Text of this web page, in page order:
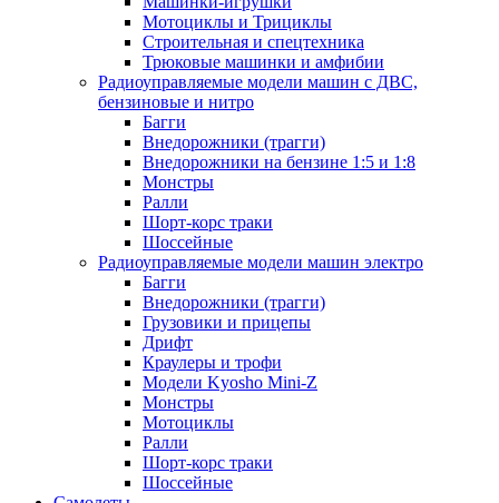
Мотоциклы и Трициклы
Строительная и спецтехника
Трюковые машинки и амфибии
Радиоуправляемые модели машин с ДВС,
бензиновые и нитро
Багги
Внедорожники (трагги)
Внедорожники на бензине 1:5 и 1:8
Монстры
Ралли
Шорт-корс траки
Шоссейные
Радиоуправляемые модели машин электро
Багги
Внедорожники (трагги)
Грузовики и прицепы
Дрифт
Краулеры и трофи
Модели Kyosho Mini-Z
Монстры
Мотоциклы
Ралли
Шорт-корс траки
Шоссейные